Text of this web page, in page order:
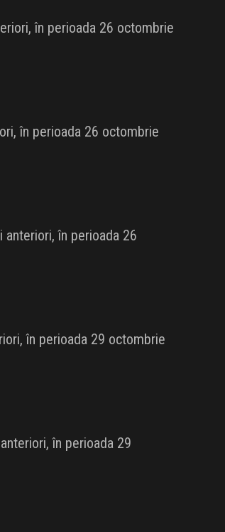
în perioada 26 octombrie
în perioada 26 octombrie
în perioada 26
în perioada 29 octombrie
în perioada 29